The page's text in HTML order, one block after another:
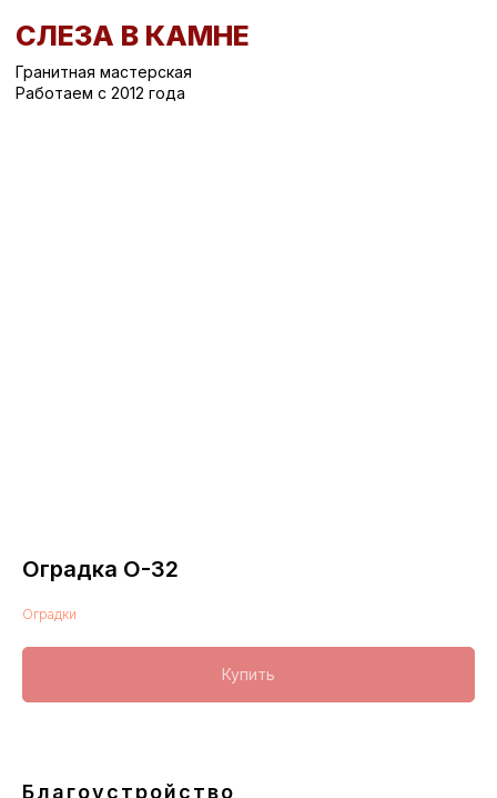
СЛЕЗА В КАМНЕ
Работаем с 2012 года
Вернуться назад / Ограды на могилу
Оградка О-32
Оградки
Купить
Благоустройство